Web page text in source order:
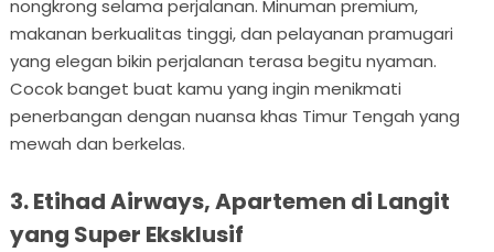
nongkrong selama perjalanan. Minuman premium,
makanan berkualitas tinggi, dan pelayanan pramugari
yang elegan bikin perjalanan terasa begitu nyaman.
Cocok banget buat kamu yang ingin menikmati
penerbangan dengan nuansa khas Timur Tengah yang
mewah dan berkelas.
3. Etihad Airways, Apartemen di Langit
yang Super Eksklusif